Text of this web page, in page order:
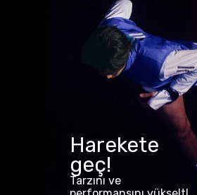
Harekete
geç!
Tarzını ve